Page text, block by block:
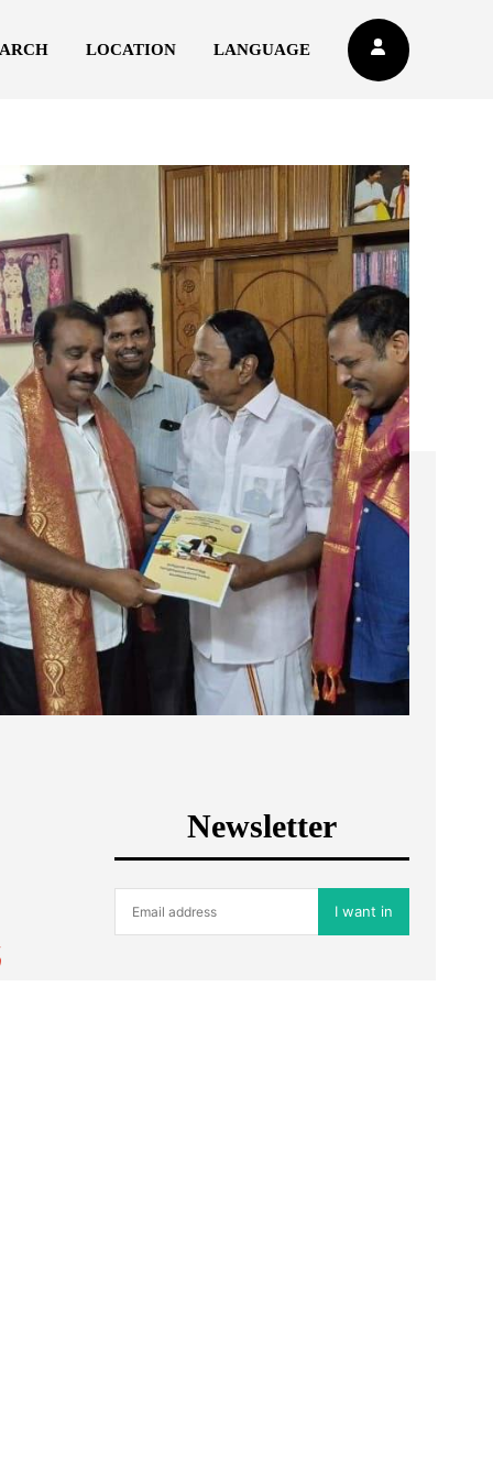
LOCATION LANGUAGE
Newsletter
I want in